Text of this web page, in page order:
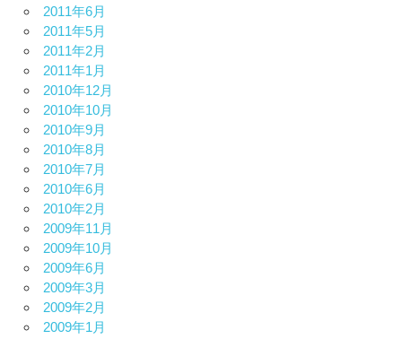
2011年6月
2011年5月
2011年2月
2011年1月
2010年12月
2010年10月
2010年9月
2010年8月
2010年7月
2010年6月
2010年2月
2009年11月
2009年10月
2009年6月
2009年3月
2009年2月
2009年1月